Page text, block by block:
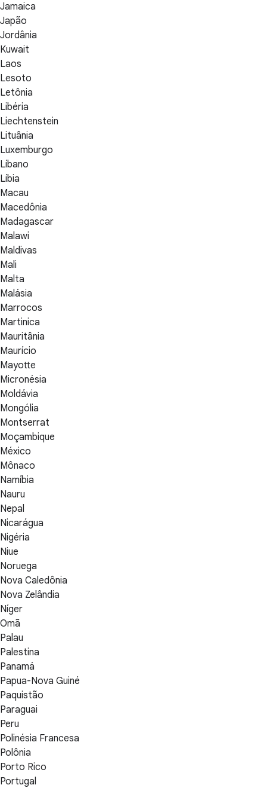
Jamaica
Japão
Jordânia
Kuwait
Laos
Lesoto
Letônia
Libéria
Liechtenstein
Lituânia
Luxemburgo
Líbano
Líbia
Macau
Macedônia
Madagascar
Malawi
Maldivas
Mali
Malta
Malásia
Marrocos
Martinica
Mauritânia
Maurício
Mayotte
Micronésia
Moldávia
Mongólia
Montserrat
Moçambique
México
Mônaco
Namíbia
Nauru
Nepal
Nicarágua
Nigéria
Niue
Noruega
Nova Caledônia
Nova Zelândia
Níger
Omã
Palau
Palestina
Panamá
Papua-Nova Guiné
Paquistão
Paraguai
Peru
Polinésia Francesa
Polônia
Porto Rico
Portugal